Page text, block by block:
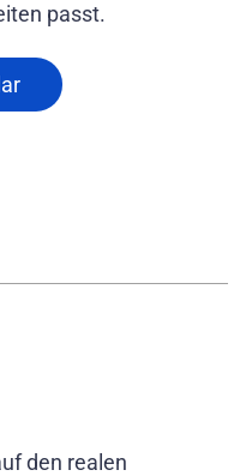
passt.
den realen